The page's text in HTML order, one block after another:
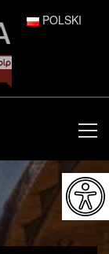
POLSKI
ENGLISH
ESPAÑOL
FRANÇAIS
ITALIANO